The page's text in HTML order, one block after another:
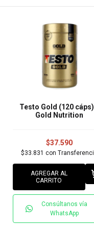
Testo Gold (120
Gold Nutrition
$37.590
$33.831 con
AGREGAR AL
CARRITO
Consúltanos vía
WhatsApp